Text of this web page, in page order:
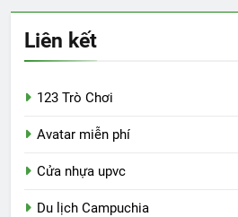
Liên kết
123 Trò Chơi
Avatar miễn phí
Cửa nhựa upvc
Du lịch Campuchia